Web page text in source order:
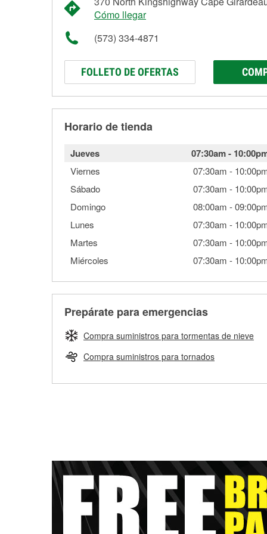
Cómo llegar
(573) 334-4871
FOLLETO DE OFERTAS
Horario de tienda
Jueves 07:30am-
Viernes 07:30am -
Sábado
07:30am -
Domingo
08:00am -
Lunes
07:30am -
Martes
07:30am -
Miércoles
07:30am -
Prepárate para emergencias
Compra suministros para tormentas de nieve
Compra suministros para tornados